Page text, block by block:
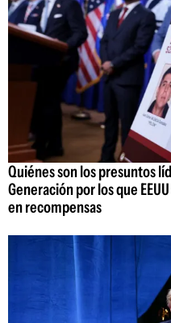
Quiénes son los presuntos
Generación por los que
en recompensas